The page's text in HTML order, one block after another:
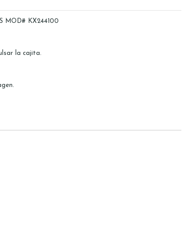
MOD# KX244100
la cajita.